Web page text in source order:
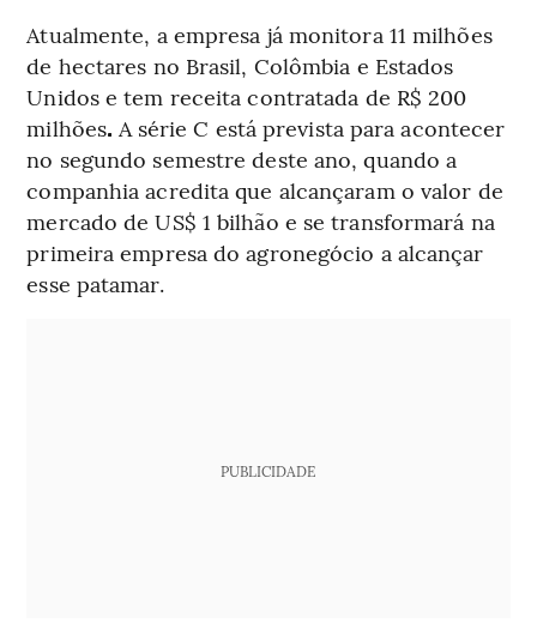
Atualmente, a empresa já monitora 11 milhões
de hectares no Brasil, Colômbia e Estados
Unidos e tem receita contratada de R$ 200
milhões. A série C está prevista para acontecer
no segundo semestre deste ano, quando a
companhia acredita que alcançaram o valor de
mercado de US$ 1 bilhão e se transformará na
primeira empresa do agronegócio a alcançar
esse patamar.
PUBLICIDADE